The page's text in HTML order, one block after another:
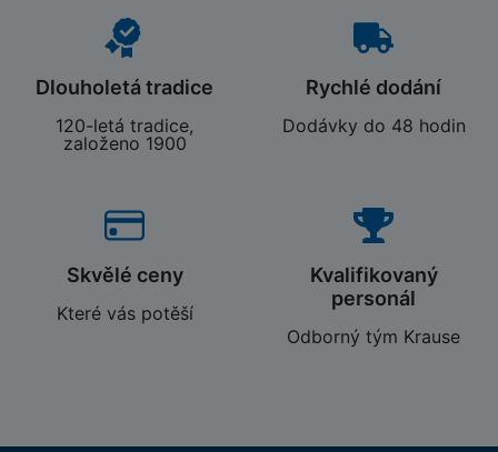
Dlouholetá tradice
120-letá tradice,
založeno 1900
Rychlé dodání
Dodávky do 48 hodin
Skvělé ceny
Které vás potěší
Kvalifikovaný
personál
Odborný tým Krause